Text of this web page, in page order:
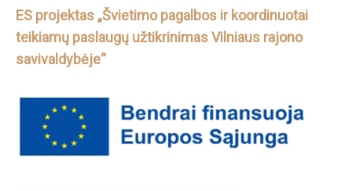
ES projektas „Švietimo pagalbos ir koordinuotai
teikiamų paslaugų užtikrinimas Vilniaus rajono
savivaldybėje“